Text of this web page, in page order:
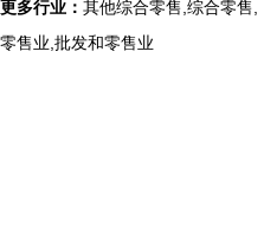
更多行业： 其他综合零售,综合零售,
零售业,批发和零售业